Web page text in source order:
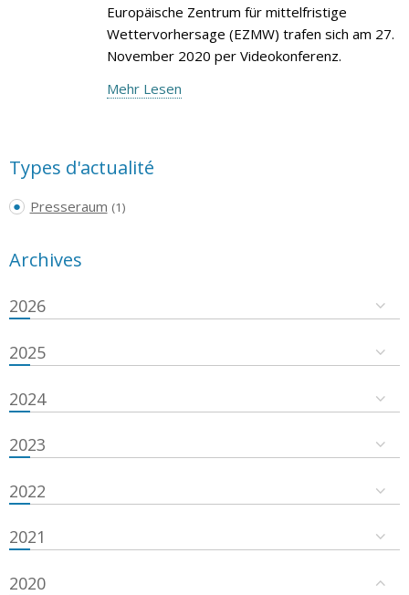
Europäische Zentrum für mittelfristige
Wettervorhersage (EZMW) trafen sich am 27.
November 2020 per Videokonferenz.
Mehr Lesen
Types d'actualité
Presseraum (1)
Archives
2026
2025
2024
2023
2022
2021
2020